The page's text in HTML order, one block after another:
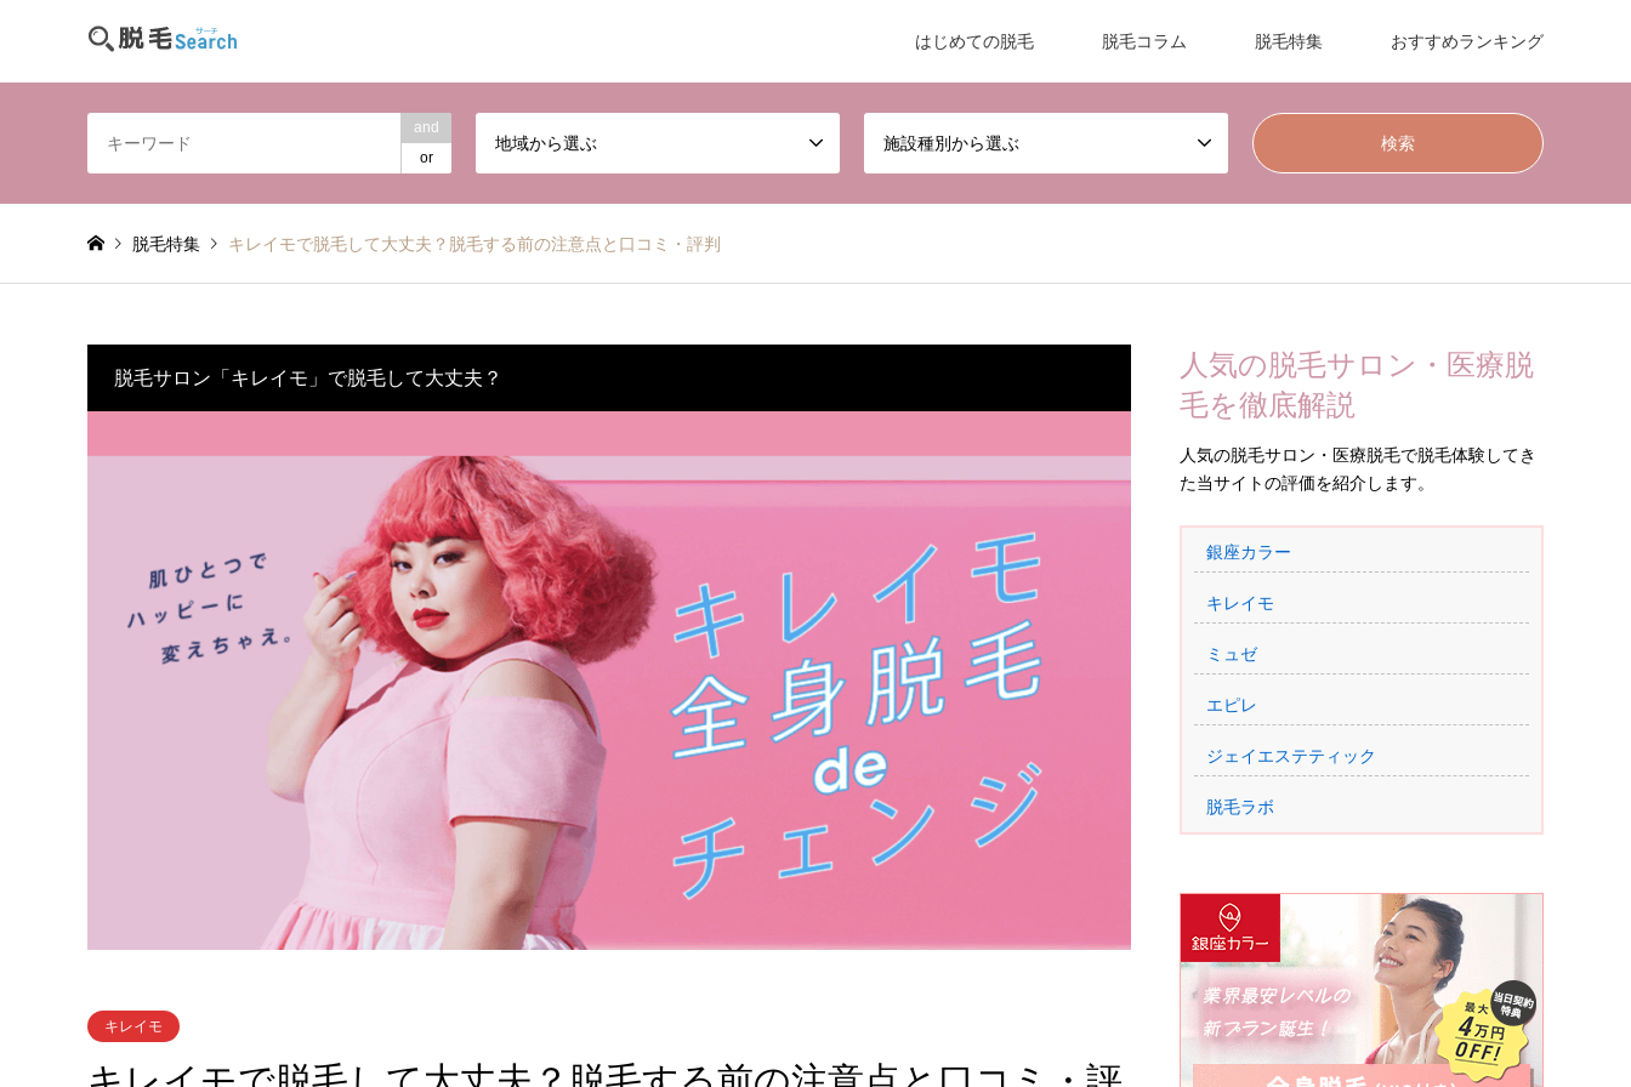
はじめての脱毛 脱毛コラム 脱毛特集 おすすめランキング
and
or
地域から選ぶ 施設種別から選ぶ
脱毛特集 キレイモで脱毛して大丈夫？脱毛する前の注意点と口コミ・評判
脱毛サロン「キレイモ」で脱毛して大丈夫？
キレイモ
人気の脱毛サロン・医療脱
毛を徹底解説
人気の脱毛サロン・医療脱毛で脱毛体験してき
た当サイトの評価を紹介します。
銀座カラー
キレイモ
ミュゼ
エピレ
ジェイエステティック
脱毛ラボ